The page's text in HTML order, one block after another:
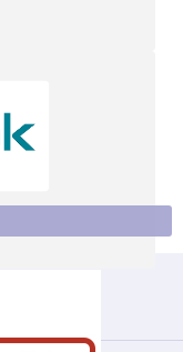
NSF H1 SS
15